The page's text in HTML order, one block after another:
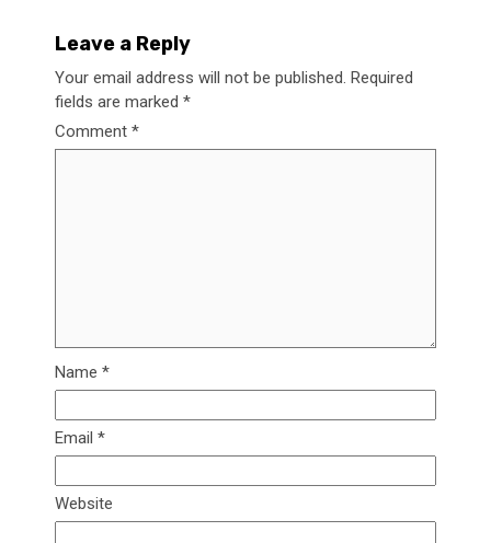
Leave a Reply
Your email address will not be published. Required
fields are marked *
Comment *
Name *
Email *
Website